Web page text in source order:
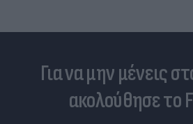
Για να μην μένεις
ακολούθησε το